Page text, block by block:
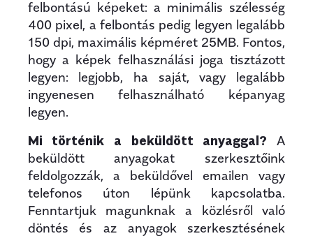
felbontású képeket: a minimális szélesség
400 pixel, a felbontás pedig legyen legalább
150 dpi, maximális képméret 25MB. Fontos,
hogy a képek felhasználási joga tisztázott
legyen: legjobb, ha saját, vagy legalább
ingyenesen felhasználható képanyag
legyen.
Mi történik a beküldött anyaggal? A
beküldött anyagokat szerkesztőink
feldolgozzák, a beküldővel emailen vagy
telefonos úton lépünk kapcsolatba.
Fenntartjuk magunknak a közlésről való
döntés és az anyagok szerkesztésének